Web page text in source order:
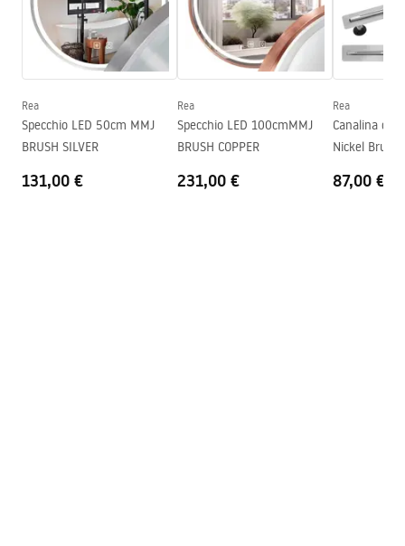
Colore della cornice
Acciaio spazzolato
Materiale della cornice
Alluminio
Rotondo
Anti-appannamento
Potenza
12 W
Rea
Specchio LED 50cm MMJ
BRUSH SILVER
131,00 €
Rea
Specchio LED 100cmMMJ
BRUSH COPPER
231,00 €
Rea
Canalina di
Nickel Brush
87,00 €